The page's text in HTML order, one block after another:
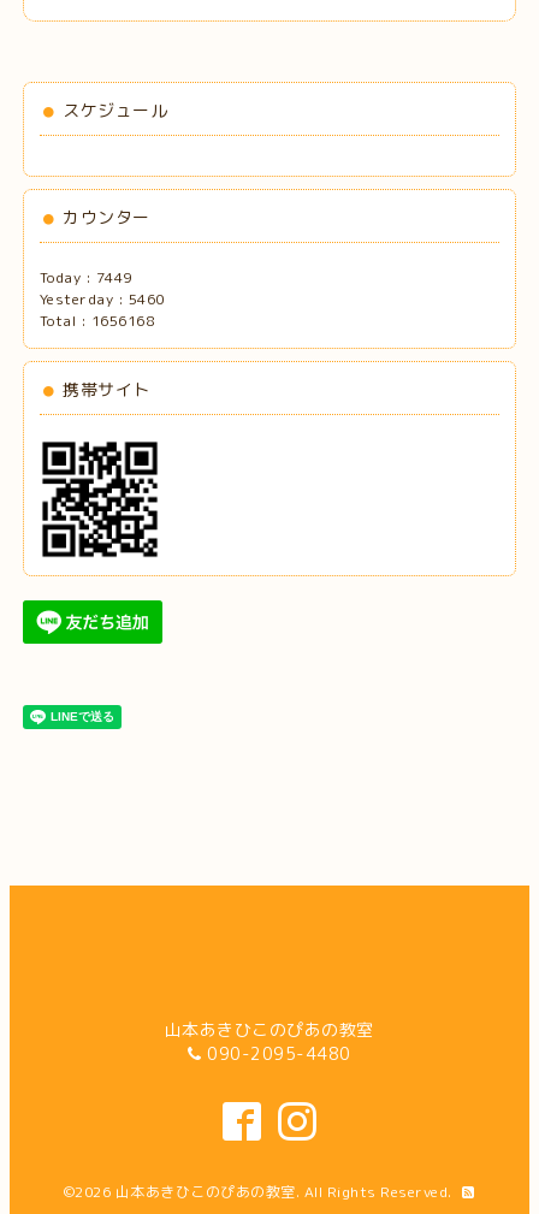
スケジュール
カウンター
Today : 7449
Yesterday : 5460
Total : 1656168
携帯サイト
山本あきひこのぴあの教室
090-2095-4480
©2026 山本あきひこのぴあの教室. All Rights Reserved.